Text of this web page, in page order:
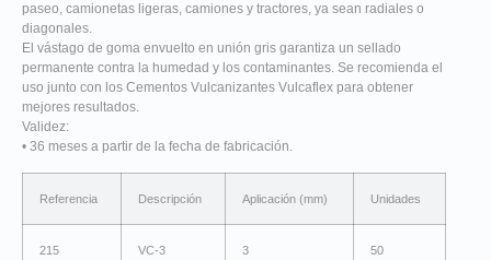
paseo, camionetas ligeras, camiones y tractores, ya sean radiales o
diagonales.
El vástago de goma envuelto en unión gris garantiza un sellado
permanente contra la humedad y los contaminantes. Se recomienda el
uso junto con los Cementos Vulcanizantes Vulcaflex para obtener
mejores resultados.
Validez:
• 36 meses a partir de la fecha de fabricación.
Referencia Descripción Aplicación (mm) Unidades
215 VC-3 3 50